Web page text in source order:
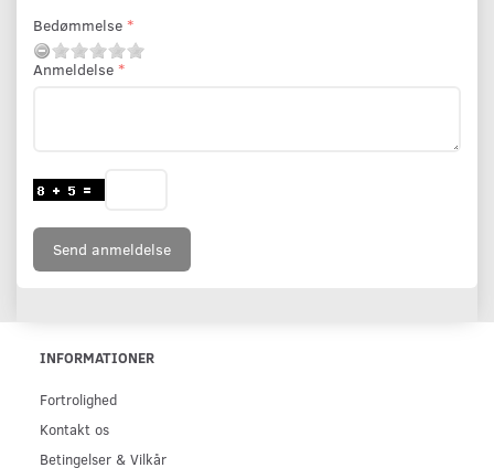
Bedømmelse
Anmeldelse
Send anmeldelse
INFORMATIONER
Fortrolighed
Kontakt os
Betingelser & Vilkår